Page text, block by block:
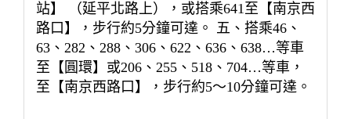
站】 （延平北路上），或搭乘641至【南京西
路口】，步行約5分鐘可達。 五、搭乘46、
63、282、288、306、622、636、638…等車
至【圓環】或206、255、518、704…等車，
至【南京西路口】，步行約5～10分鐘可達。